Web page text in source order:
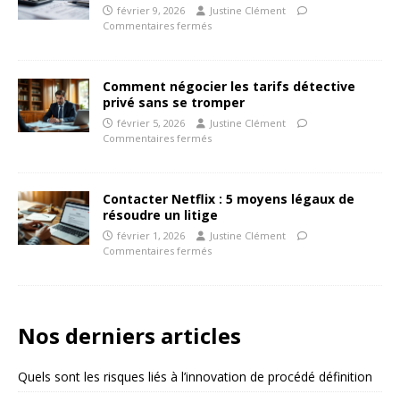
février 9, 2026
Justine Clément
Commentaires fermés
Comment négocier les tarifs détective
privé sans se tromper
février 5, 2026
Justine Clément
Commentaires fermés
Contacter Netflix : 5 moyens légaux de
résoudre un litige
février 1, 2026
Justine Clément
Commentaires fermés
Nos derniers articles
Quels sont les risques liés à l’innovation de procédé définition